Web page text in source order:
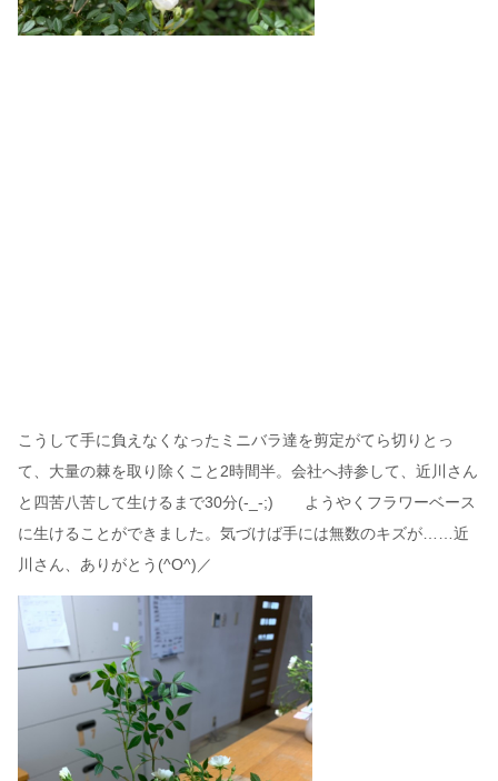
こうして手に負えなくなったミニバラ達を剪定がてら切りとっ
て、大量の棘を取り除くこと2時間半。会社へ持参して、近川さん
と四苦八苦して生けるまで30分(-_-;) ようやくフラワーベース
に生けることができました。気づけば手には無数のキズが……近
川さん、ありがとう(^O^)／